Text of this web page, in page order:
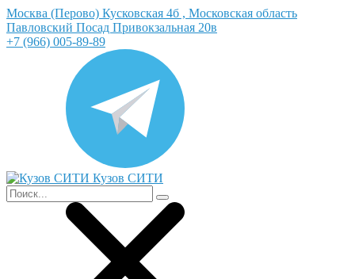
Москва (Перово) Кусковская 4б , Московская область
Павловский Посад Привокзальная 20в
+7 (966) 005-89-89
Кузов СИТИ